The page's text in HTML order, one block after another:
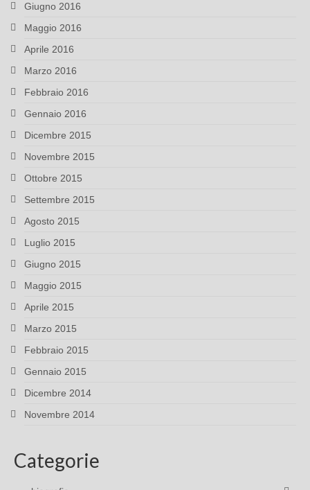
Giugno 2016
Maggio 2016
Aprile 2016
Marzo 2016
Febbraio 2016
Gennaio 2016
Dicembre 2015
Novembre 2015
Ottobre 2015
Settembre 2015
Agosto 2015
Luglio 2015
Giugno 2015
Maggio 2015
Aprile 2015
Marzo 2015
Febbraio 2015
Gennaio 2015
Dicembre 2014
Novembre 2014
Categorie